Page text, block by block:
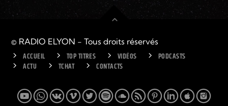
© RADIO ELYON - Tous droits réservés
ACCUEIL TOP TITRES VIDÉOS
PODCASTS
ACTU
TCHAT CONTACTS